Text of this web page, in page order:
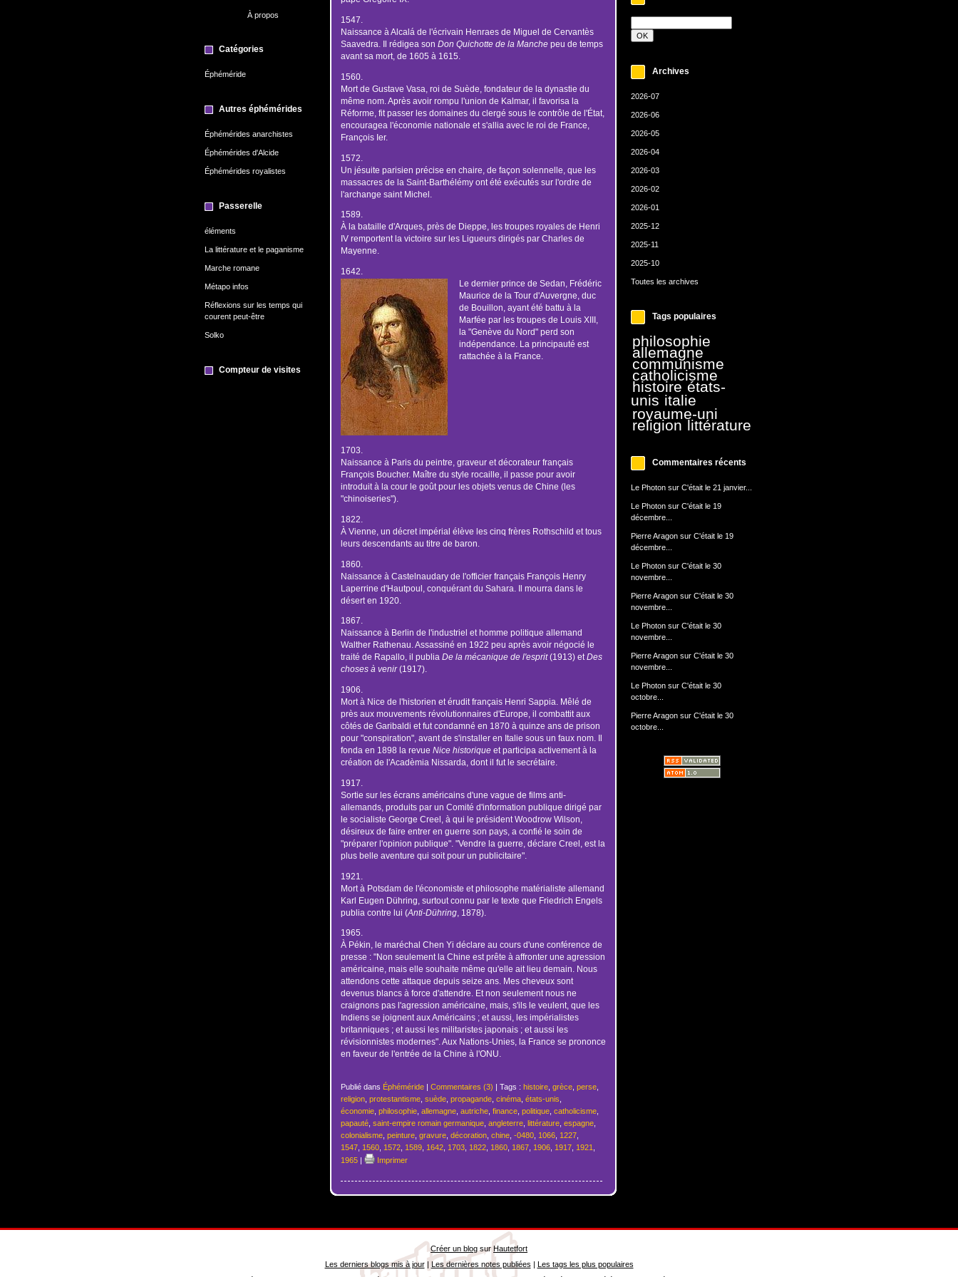
À propos
Catégories
Éphéméride
Autres éphémérides
Éphémérides anarchistes
Éphémérides d'Alcide
Éphémérides royalistes
Passerelle
éléments
La littérature et le paganisme
Marche romane
Métapo infos
Réflexions sur les temps qui
courent peut-être
Solko
Compteur de visites
Archives
2026-07
2026-06
2026-05
2026-04
2026-03
2026-02
2026-01
2025-12
2025-11
2025-10
Toutes les archives
Tags populaires
philosophie
allemagne
communisme
catholicisme
histoire états-
unis italie
royaume-uni
religion littérature
Commentaires récents
Le Photonsur C'était le 21 janvier...
Le Photonsur C'était le 19
décembre...
Pierre Aragonsur C'était le 19
décembre...
Le Photonsur C'était le 30
novembre...
Pierre Aragonsur C'était le 30
novembre...
Le Photonsur C'était le 30
novembre...
Pierre Aragonsur C'était le 30
novembre...
Le Photonsur C'était le 30
octobre...
Pierre Aragonsur C'était le 30
octobre...
1547.
Naissance à Alcalá de l'écrivain Henraes de Miguel de Cervantès
Saavedra. Il rédigea son Don Quichotte de la Manchepeu de temps
avant sa mort, de 1605 à 1615.
1560.
Mort de Gustave Vasa, roi de Suède, fondateur de la dynastie du
même nom. Après avoir rompu l'union de Kalmar, il favorisa la
Réforme, fit passer les domaines du clergé sous le contrôle de l'État,
encouragea l'économie nationale et s'allia avec le roi de France,
François Ier.
1572.
Un jésuite parisien précise en chaire, de façon solennelle, que les
massacres de la Saint-Barthélémy ont été exécutés sur l'ordre de
l'archange saint Michel.
1589.
À la bataille d'Arques, près de Dieppe, les troupes royales de Henri
IV remportent la victoire sur les Ligueurs dirigés par Charles de
Mayenne.
1642.
Le dernier prince de Sedan, Frédéric
Maurice de la Tour d'Auvergne, duc
de Bouillon, ayant été battu à la
Marfée par les troupes de Louis XIII,
la "Genève du Nord" perd son
indépendance. La principauté est
rattachée à la France.
1703.
Naissance à Paris du peintre, graveur et décorateur français
François Boucher. Maître du style rocaille, il passe pour avoir
introduit à la cour le goût pour les objets venus de Chine (les
"chinoiseries").
1822.
À Vienne, un décret impérial élève les cinq frères Rothschild et tous
leurs descendants au titre de baron.
1860.
Naissance à Castelnaudary de l'officier français François Henry
Laperrine d'Hautpoul, conquérant du Sahara. Il mourra dans le
désert en 1920.
1867.
Naissance à Berlin de l'industriel et homme politique allemand
Walther Rathenau. Assassiné en 1922 peu après avoir négocié le
traité de Rapallo, il publia De la mécanique de l'esprit(1913) et Des
choses à venir(1917).
1906.
Mort à Nice de l'historien et érudit français Henri Sappia. Mêlé de
près aux mouvements révolutionnaires d'Europe, il combattit aux
côtés de Garibaldi et fut condamné en 1870 à quinze ans de prison
pour "conspiration", avant de s'installer en Italie sous un faux nom. Il
fonda en 1898 la revue Nice historiqueet participa activement à la
création de l'Acadèmia Nissarda, dont il fut le secrétaire.
1917.
Sortie sur les écrans américains d'une vague de films anti-
allemands, produits par un Comité d'information publique dirigé par
le socialiste George Creel, à qui le président Woodrow Wilson,
désireux de faire entrer en guerre son pays, a confié le soin de
"préparer l'opinion publique". "Vendre la guerre, déclare Creel, est la
plus belle aventure qui soit pour un publicitaire".
1921.
Mort à Potsdam de l'économiste et philosophe matérialiste allemand
Karl Eugen Dühring, surtout connu par le texte que Friedrich Engels
publia contre lui (Anti-Dühring, 1878).
1965.
À Pékin, le maréchal Chen Yi déclare au cours d'une conférence de
presse : "Non seulement la Chine est prête à affronter une agression
américaine, mais elle souhaite même qu'elle ait lieu demain. Nous
attendons cette attaque depuis seize ans. Mes cheveux sont
devenus blancs à force d'attendre. Et non seulement nous ne
craignons pas l'agression américaine, mais, s'ils le veulent, que les
Indiens se joignent aux Américains ; et aussi, les impérialistes
britanniques ; et aussi les militaristes japonais ; et aussi les
révisionnistes modernes". Aux Nations-Unies, la France se prononce
en faveur de l'entrée de la Chine à l'ONU.
Publié dans Éphéméride| Commentaires (3) | Tags : histoire, grèce, perse,
religion, protestantisme, suède, propagande, cinéma, états-unis
économie, philosophie, allemagne, autriche, finance, politique, catholicisme,
papauté, saint-empire romain germanique, angleterre, littérature, espagne,
colonialisme, peinture, gravure, décoration, chine, -0480, 1066, 1227,
1547, 1560, 1572, 1589, 1642, 1703, 1822, 1860, 1867, 1906, 1917, 1921
1965| Imprimer
Créer un blog surHautetfort
Les derniers blogs mis à jour| Les dernières notes publiées | Les tags les plus populaires